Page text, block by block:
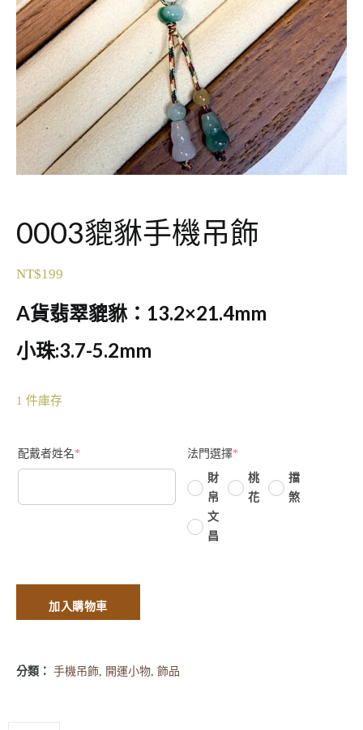
0003貔貅手機吊飾
NT$199
A貨翡翠貔貅：13.2×21.4mm
小珠:3.7-5.2mm
1 件庫存
配戴者姓名* 法門選擇*
財
帛
桃
花
擋
煞
文
昌
加入購物車
分類： 手機吊飾 開運小物 飾品